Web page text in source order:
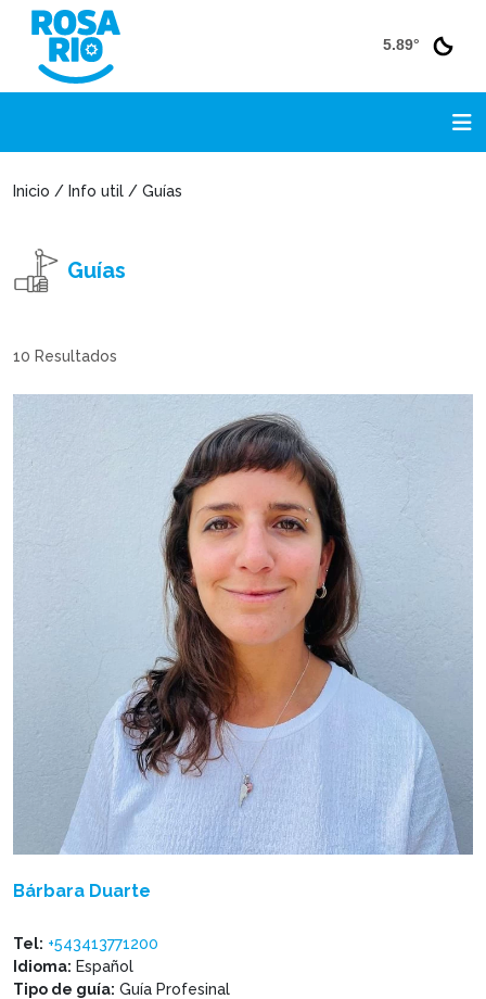
5.89°
Inicio / Info util / Guías
Guías
10 Resultados
Bárbara Duarte
Tel: +543413771200
Idioma: Español
Tipo de guía: Guía Profesinal